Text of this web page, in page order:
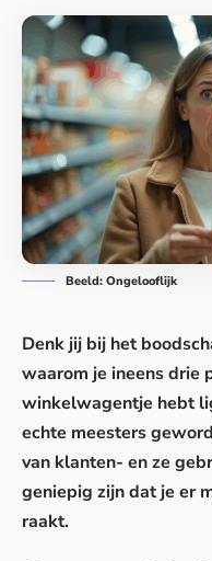
Beeld: Ongelooflijk
Denk jij bij het
waarom je ineens drie
winkelwagentje hebt
echte meesters
van klanten- en ze
geniepig zijn dat je er
raakt.